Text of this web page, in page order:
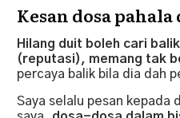
Kesan dosa
Hilang duit boleh cari
(reputasi), memang tak
percaya balik bila dia dah
Saya selalu pesan kepada